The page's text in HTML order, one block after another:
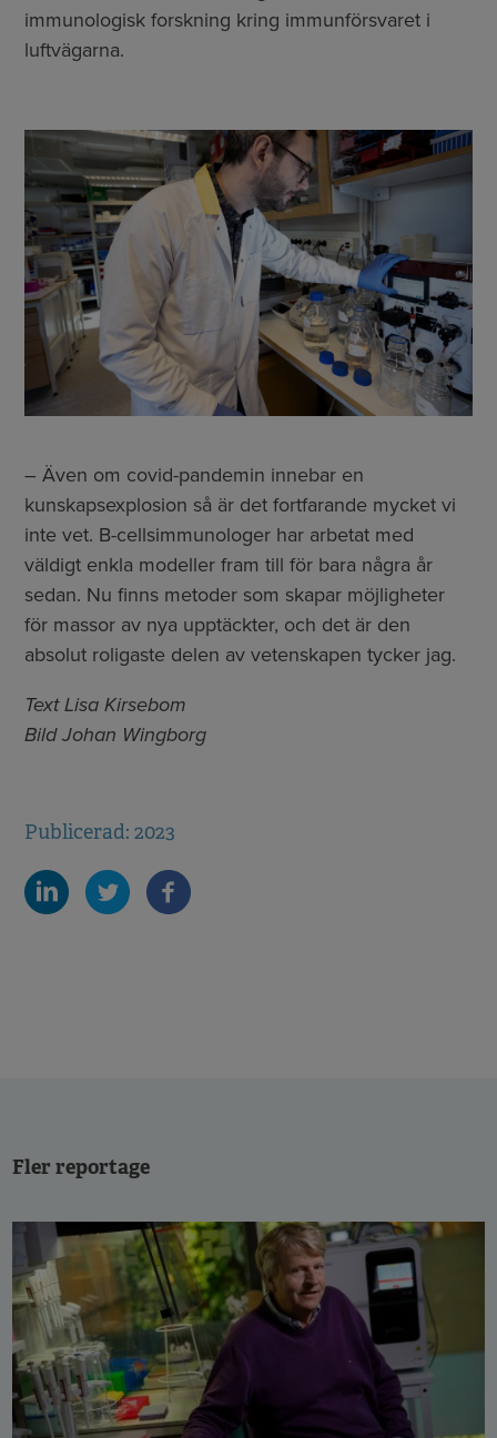
immunologisk forskning kring immunförsvaret i
luftvägarna.
– Även om covid-pandemin innebar en
kunskapsexplosion så är det fortfarande mycket vi
inte vet. B-cellsimmunologer har arbetat med
väldigt enkla modeller fram till för bara några år
sedan. Nu finns metoder som skapar möjligheter
för massor av nya upptäckter, och det är den
absolut roligaste delen av vetenskapen tycker jag.
Text Lisa Kirsebom
Bild Johan Wingborg
Publicerad: 2023
Fler reportage